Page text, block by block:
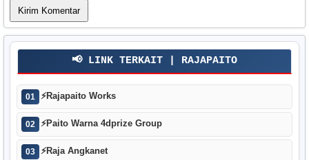
📢 LINK TERKAIT | RAJAPAITO
01 ⚡Rajapaito Works
02 ⚡Paito Warna 4dprize Group
03 ⚡Raja Angkanet